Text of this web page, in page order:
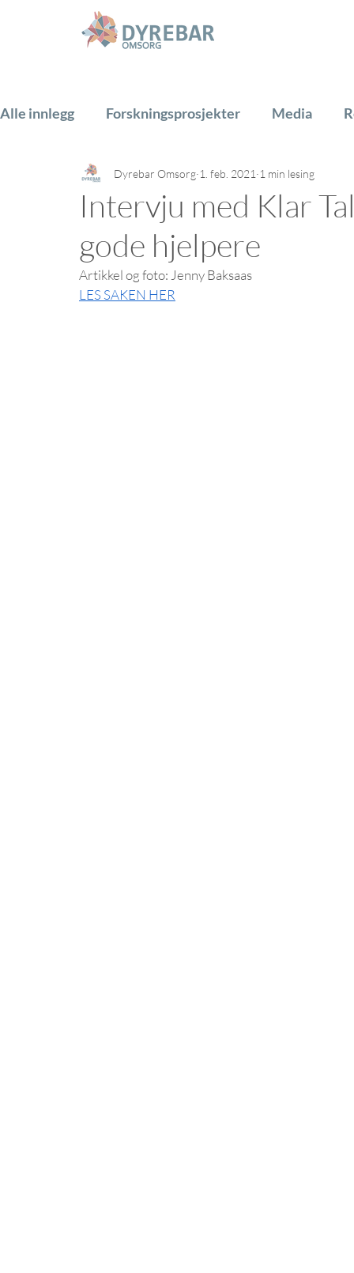
Alle innlegg Forskningsprosjekter Media
Hund Katt Gårdsdyr PADA
Intervju med Klar
gode hjelpere
Dyrebar Omsorg 1. feb. 2021 1 min lesing
Artikkel og foto: Jenny Baksaas
LES SAKEN HER